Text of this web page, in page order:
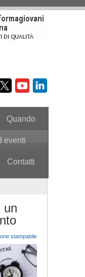
Quando
eventi
Contatti
un
stampabile